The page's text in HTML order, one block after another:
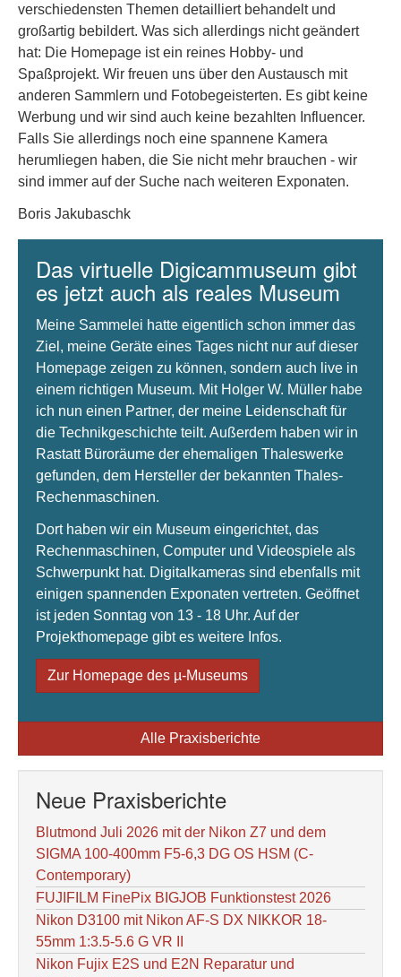
verschiedensten Themen detailliert behandelt und
großartig bebildert. Was sich allerdings nicht geändert
hat: Die Homepage ist ein reines Hobby- und
Spaßprojekt. Wir freuen uns über den Austausch mit
anderen Sammlern und Fotobegeisterten. Es gibt keine
Werbung und wir sind auch keine bezahlten Influencer.
Falls Sie allerdings noch eine spannene Kamera
herumliegen haben, die Sie nicht mehr brauchen - wir
sind immer auf der Suche nach weiteren Exponaten.
Boris Jakubaschk
Das virtuelle Digicammuseum gibt
es jetzt auch als reales Museum
Meine Sammelei hatte eigentlich schon immer das
Ziel, meine Geräte eines Tages nicht nur auf dieser
Homepage zeigen zu können, sondern auch live in
einem richtigen Museum. Mit Holger W. Müller habe
ich nun einen Partner, der meine Leidenschaft für
die Technikgeschichte teilt. Außerdem haben wir in
Rastatt Büroräume der ehemaligen Thaleswerke
gefunden, dem Hersteller der bekannten Thales-
Rechenmaschinen.
Dort haben wir ein Museum eingerichtet, das
Rechenmaschinen, Computer und Videospiele als
Schwerpunkt hat. Digitalkameras sind ebenfalls mit
einigen spannenden Exponaten vertreten. Geöffnet
ist jeden Sonntag von 13 - 18 Uhr. Auf der
Projekthomepage gibt es weitere Infos.
Zur Homepage des µ-Museums
Alle Praxisberichte
Neue Praxisberichte
Blutmond Juli 2026 mit der Nikon Z7 und dem
SIGMA 100-400mm F5-6,3 DG OS HSM (C-
Contemporary)
FUJIFILM FinePix BIGJOB Funktionstest 2026
Nikon D3100 mit Nikon AF-S DX NIKKOR 18-
55mm 1:3.5-5.6 G VR II
Nikon Fujix E2S und E2N Reparatur und